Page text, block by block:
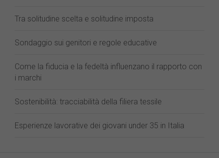
Tra solitudine scelta e solitudine imposta
Sondaggio sui genitori e regole educative
Come la fiducia e la fedeltà influenzano il rapporto con
i marchi
Sostenibilità: tracciabilità della filiera tessile
Esperienze lavorative dei giovani under 35 in Italia